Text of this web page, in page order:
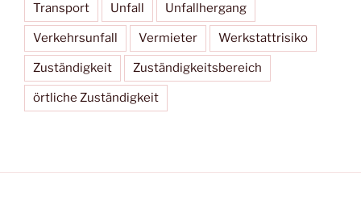
Transport Unfall Unfallhergang
Verkehrsunfall Vermieter Werkstattrisiko
Zuständigkeit Zuständigkeitsbereich
örtliche Zuständigkeit